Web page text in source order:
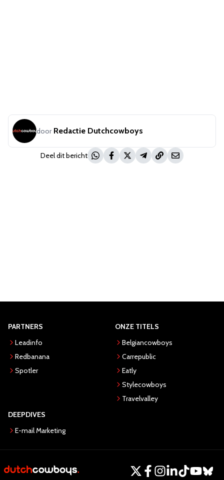
door Redactie Dutchcowboys
Deel dit bericht
PARTNERS
Leadinfo
Redbanana
Spotler
ONZE TITELS
Belgiancowboys
Carrepublic
Eatly
Stylecowboys
Travelvalley
DEEPDIVES
E-mail Marketing